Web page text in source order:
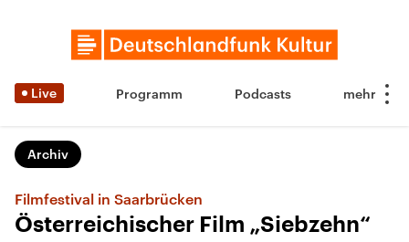
Live Programm Podcasts
Archiv
Filmfestival in Saarbrücken
Österreichischer Film „Siebzehn“